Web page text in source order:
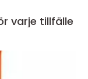
varje tillfälle